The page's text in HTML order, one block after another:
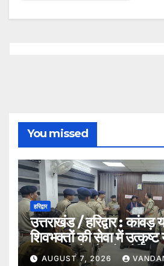
You missed
हरिद्वार
उत्तराखंड / हरिद्वार :
शिवभक्तों की सेवा में उत्कृष्ट
एक एसपीओ और दो ट्रैफिक
AUGUST 7, 2026